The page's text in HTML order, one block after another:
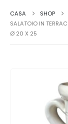
CASA SHOP
SALATOIO IN
Ø 20 X 25